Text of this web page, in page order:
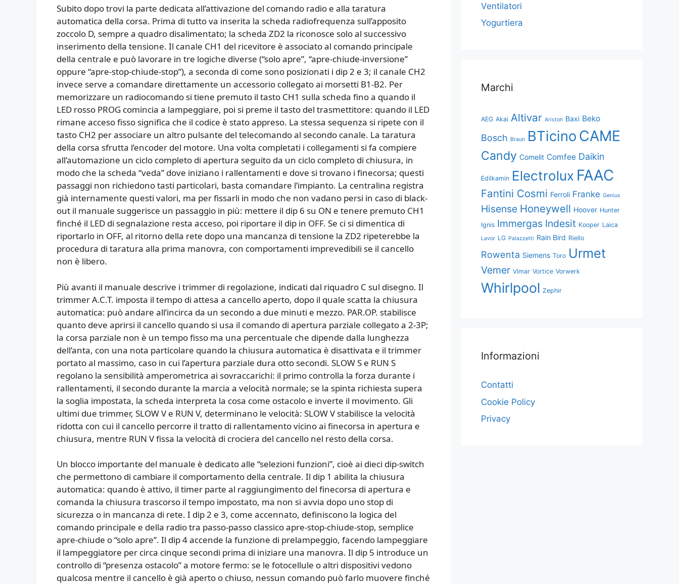
Subito dopo trovi la parte dedicata all’attivazione del comando radio e alla taratura
automatica della corsa. Prima di tutto va inserita la scheda radiofrequenza sull’apposito
zoccolo D, sempre a quadro disalimentato; la scheda ZD2 la riconosce solo al successivo
inserimento della tensione. Il canale CH1 del ricevitore è associato al comando principale
della centrale e può lavorare in tre logiche diverse (“solo apre”, “apre-chiude-inversione”
oppure “apre-stop-chiude-stop”), a seconda di come sono posizionati i dip 2 e 3; il canale CH2
invece serve a comandare direttamente un accessorio collegato ai morsetti B1-B2. Per
memorizzare un radiocomando si tiene premuto il tasto CH1 sulla scheda fino a quando il
LED rosso PROG comincia a lampeggiare, poi si preme il tasto del trasmettitore: quando il LED
rimane acceso fisso significa che il codice è stato appreso. La stessa sequenza si ripete con il
tasto CH2 per associare un altro pulsante del telecomando al secondo canale. La taratura
della corsa sfrutta l’encoder del motore. Una volta completati i collegamenti si fa compiere
all’automazione un ciclo completo di apertura seguito da un ciclo completo di chiusura, in
modo che la scheda “veda” dove iniziano i rallentamenti e dove si trovano i finecorsa; questi
passaggi non richiedono tasti particolari, basta comandare l’impianto. La centralina registra
già internamente questi valori, ma per fissarli in modo che non vadano persi in caso di black-
out il manuale suggerisce un passaggio in più: mettere il dip 6 su ON e tenere premuto CH1
finché il LED di segnalazione resta acceso, poi riportare il dip in OFF. Se ci si dimentica di
riportarlo in OFF, al ritorno della rete dopo una mancanza di tensione la ZD2 ripeterebbe la
procedura di taratura alla prima manovra, con comportamenti imprevedibili se il cancello
non è libero.
Più avanti il manuale descrive i trimmer di regolazione, indicati dal riquadro C sul disegno. Il
trimmer A.C.T. imposta il tempo di attesa a cancello aperto, dopo il quale scatta la chiusura
automatica: può andare all’incirca da un secondo a due minuti e mezzo. PAR.OP. stabilisce
quanto deve aprirsi il cancello quando si usa il comando di apertura parziale collegato a 2-3P;
la corsa parziale non è un tempo fisso ma una percentuale che dipende dalla lunghezza
dell’anta, con una nota particolare quando la chiusura automatica è disattivata e il trimmer
portato al massimo, caso in cui l’apertura parziale dura otto secondi. SLOW S e RUN S
regolano la sensibilità amperometrica ai sovraccarichi: il primo controlla la forza durante i
rallentamenti, il secondo durante la marcia a velocità normale; se la spinta richiesta supera
la soglia impostata, la scheda interpreta la cosa come ostacolo e inverte il movimento. Gli
ultimi due trimmer, SLOW V e RUN V, determinano le velocità: SLOW V stabilisce la velocità
ridotta con cui il cancello percorre il tratto di rallentamento vicino ai finecorsa in apertura e
chiusura, mentre RUN V fissa la velocità di crociera del cancello nel resto della corsa.
Un blocco importante del manuale è dedicato alle “selezioni funzioni”, cioè ai dieci dip-switch
che permettono di cambiare il comportamento della centrale. Il dip 1 abilita la chiusura
automatica: quando è attivo, il timer parte al raggiungimento del finecorsa di apertura e
comanda la chiusura trascorso il tempo impostato, ma non si avvia dopo uno stop di
sicurezza o in mancanza di rete. I dip 2 e 3, come accennato, definiscono la logica del
comando principale e della radio tra passo-passo classico apre-stop-chiude-stop, semplice
apre-chiude o “solo apre”. Il dip 4 accende la funzione di prelampeggio, facendo lampeggiare
il lampeggiatore per circa cinque secondi prima di iniziare una manovra. Il dip 5 introduce un
controllo di “presenza ostacolo” a motore fermo: se le fotocellule o altri dispositivi vedono
qualcosa mentre il cancello è già aperto o chiuso, nessun comando può farlo muovere finché
Ventilatori
Yogurtiera
Marchi
AEG Akai Altivar Ariston Baxi Beko
Bosch Braun BTicino CAME
Candy Comelit Comfee Daikin
Edilkamin Electrolux FAAC
Fantini Cosmi Ferroli Franke Genius
Hisense Honeywell Hoover Hunter
Ignis Immergas Indesit Kooper Laica
Lavor LG Palazzetti Rain Bird Riello
Rowenta Siemens Toro Urmet
Vemer Vimar Vortice Vorwerk
Whirlpool Zephir
Informazioni
Contatti
Cookie Policy
Privacy